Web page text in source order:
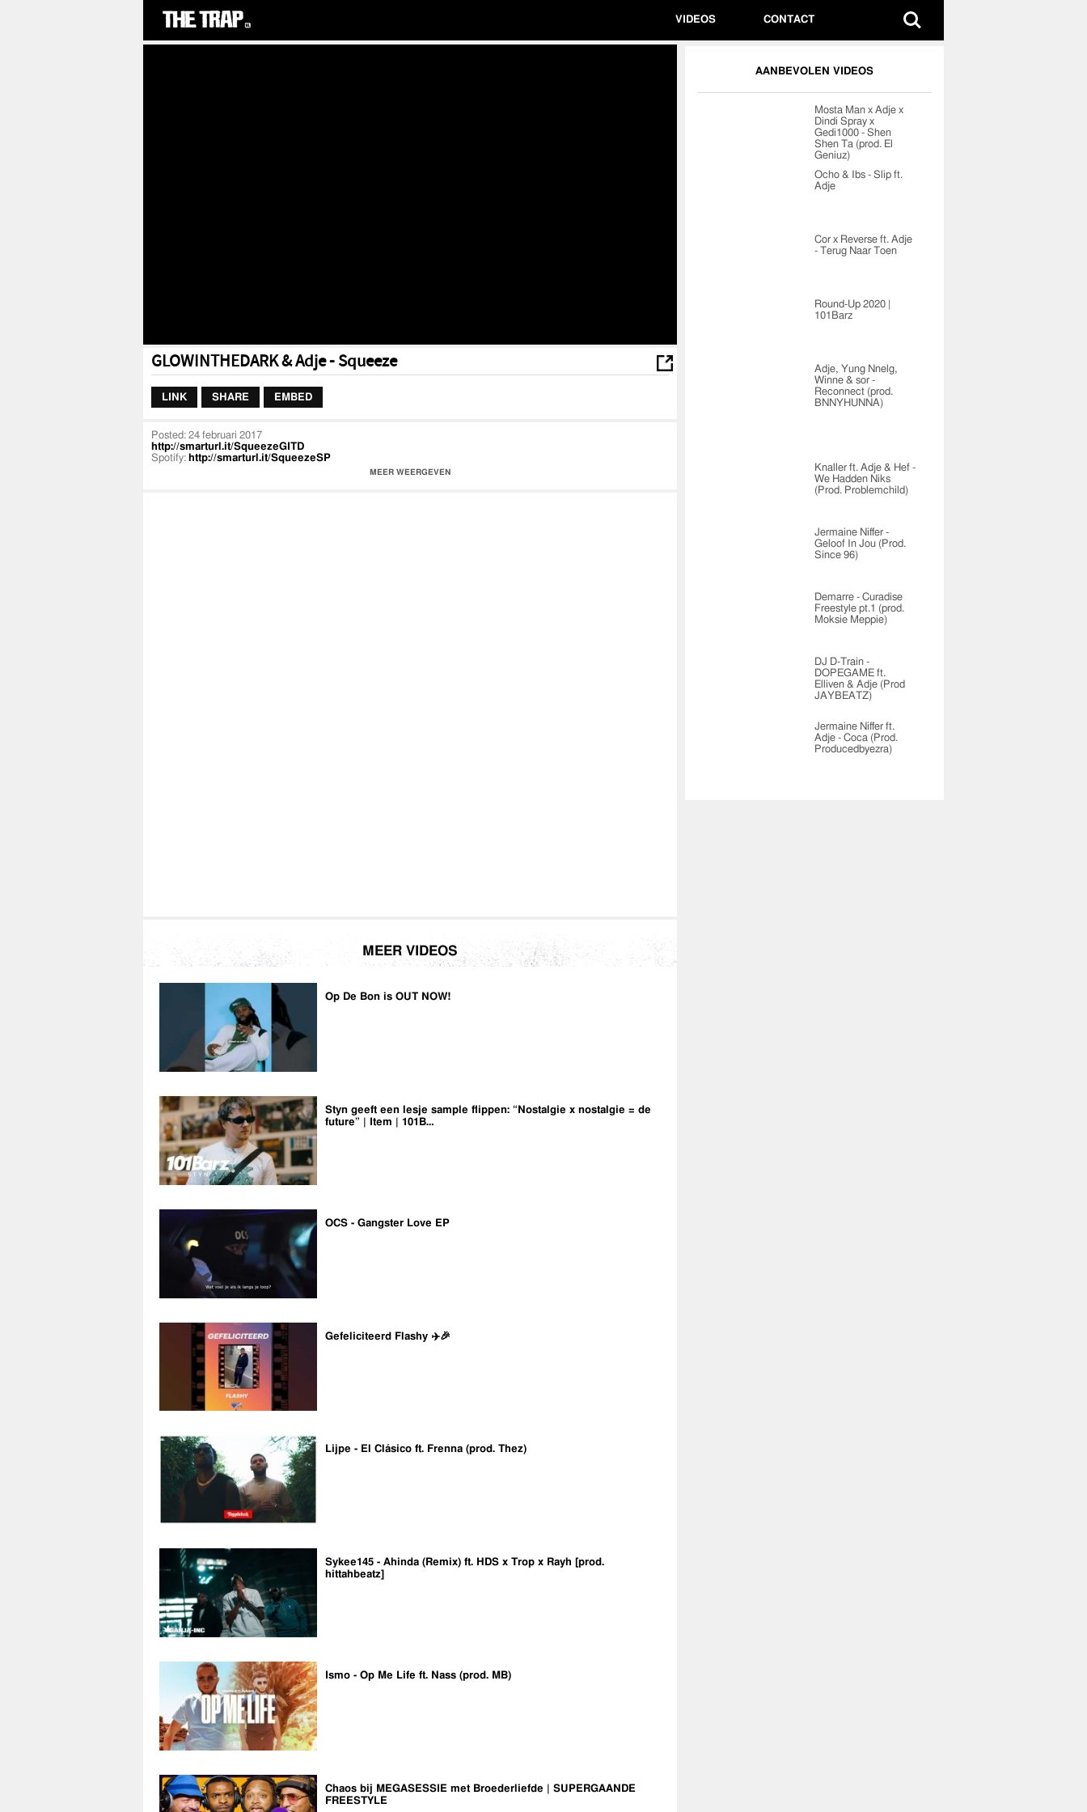
VIDEOS CONTACT
AANBEVOLEN VIDEOS
Mosta Man x Adje x
Dindi Spray x
Gedi1000 - Shen
Shen Ta (prod. El
Geniuz)
Ocho & Ibs - Slip ft.
Adje
Cor x Reverse ft. Adje
- Terug Naar Toen
Round-Up 2020 |
101Barz
Adje, Yung Nnelg,
Winne & sor -
Reconnect (prod.
BNNYHUNNA)
Knaller ft. Adje & Hef -
We Hadden Niks
(Prod. Problemchild)
Jermaine Niffer -
Geloof In Jou (Prod.
Since 96)
Demarre - Curadise
Freestyle pt.1 (prod.
Moksie Meppie)
DJ D-Train -
DOPEGAME ft.
Elliven & Adje (Prod
JAYBEATZ)
Jermaine Niffer ft.
Adje - Coca (Prod.
Producedbyezra)
GLOWINTHEDARK & Adje - Squeeze
LINK SHARE EMBED
Posted: 24 februari 2017
http://smarturl.it/SqueezeGITD
Spotify: http://smarturl.it/SqueezeSP
MEER WEERGEVEN
MEER VIDEOS
Op De Bon is OUT NOW!
Styn geeft een lesje sample flippen: “Nostalgie x nostalgie = de
future” | Item | 101B…
OCS - Gangster Love EP
Gefeliciteerd Flashy ✈️🎉
Lijpe - El Clásico ft. Frenna (prod. Thez)
Sykee145 - Ahinda (Remix) ft. HDS x Trop x Rayh [prod.
hittahbeatz]
Ismo - Op Me Life ft. Nass (prod. MB)
Chaos bij MEGASESSIE met Broederliefde | SUPERGAANDE
FREESTYLE